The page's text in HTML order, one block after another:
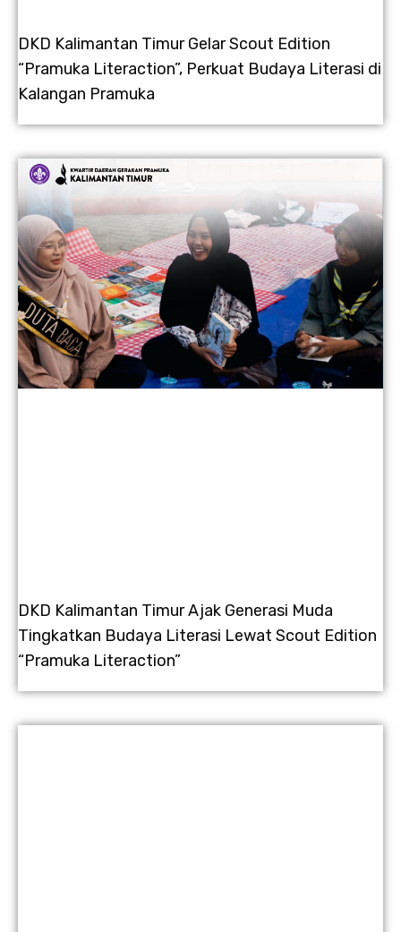
DKD Kalimantan Timur Gelar Scout Edition
“Pramuka Literaction”, Perkuat Budaya Literasi di
Kalangan Pramuka
DKD Kalimantan Timur Ajak Generasi Muda
Tingkatkan Budaya Literasi Lewat Scout Edition
“Pramuka Literaction”